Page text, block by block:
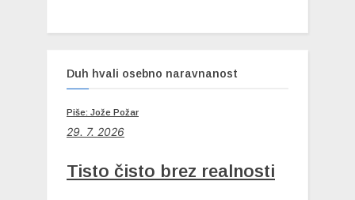
Duh hvali osebno naravnanost
Piše: Jože Požar
29. 7. 2026
Tisto čisto brez realnosti